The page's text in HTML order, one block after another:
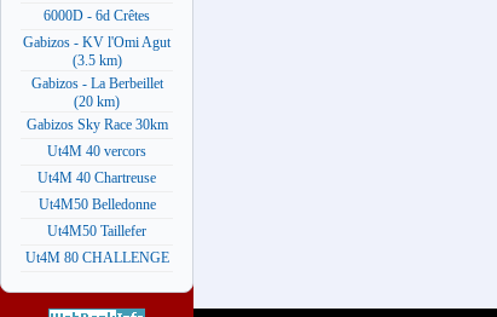
6000D - 6d Crêtes
Gabizos - KV l'Omi Agut
(3.5 km)
Gabizos - La Berbeillet
(20 km)
Gabizos Sky Race 30km
Ut4M 40 vercors
Ut4M 40 Chartreuse
Ut4M50 Belledonne
Ut4M50 Taillefer
Ut4M 80 CHALLENGE